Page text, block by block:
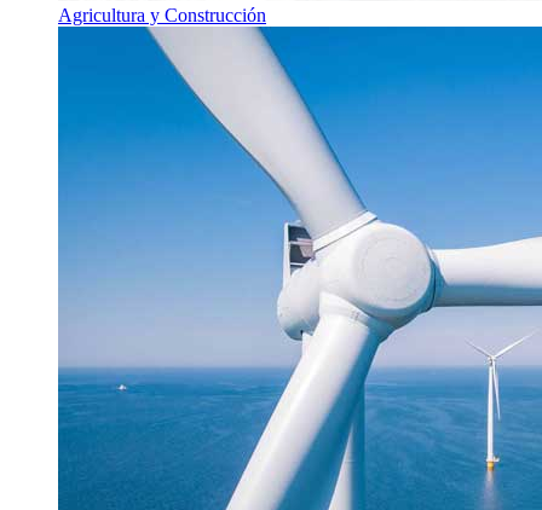
Agricultura y Construcción